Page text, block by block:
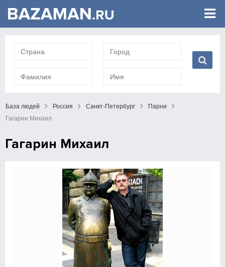
База людей Россия Санкт-Петербург
Парни
Гагарин Михаил
Гагарин Михаил